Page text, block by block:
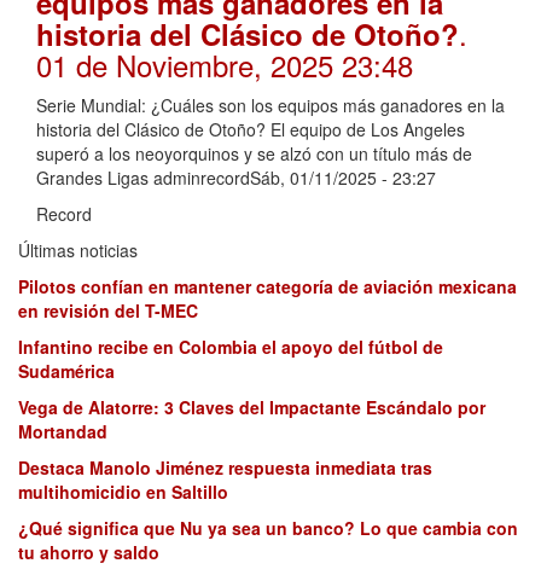
historia del Clásico de Otoño?.
01 de Noviembre, 2025 23:48
Serie Mundial: ¿Cuáles son los equipos más ganadores en la
historia del Clásico de Otoño? El equipo de Los Angeles
superó a los neoyorquinos y se alzó con un título más de
Grandes Ligas adminrecordSáb, 01/11/2025 - 23:27
Record
Últimas noticias
Pilotos confían en mantener categoría de aviación mexicana
en revisión del T-MEC
Infantino recibe en Colombia el apoyo del fútbol de
Sudamérica
Vega de Alatorre: 3 Claves del Impactante Escándalo por
Mortandad
Destaca Manolo Jiménez respuesta inmediata tras
multihomicidio en Saltillo
¿Qué significa que Nu ya sea un banco? Lo que cambia con
tu ahorro y saldo